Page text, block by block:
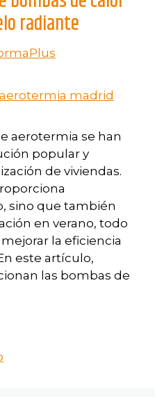
radiante
aerotermia se han
popular y
de viviendas.
sino que también
en verano, todo
la eficiencia
este artículo,
las bombas de